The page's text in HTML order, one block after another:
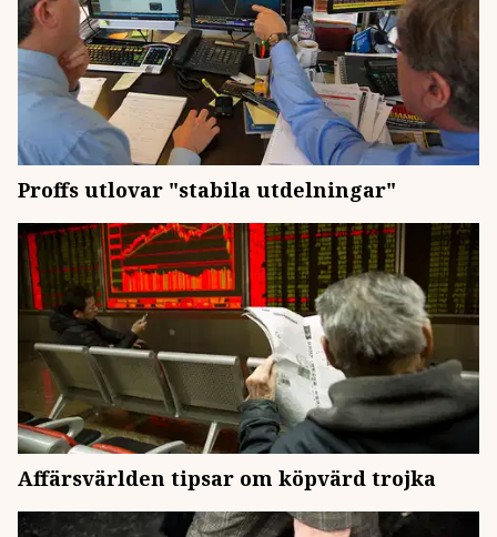
Proffs utlovar "stabila utdelningar"
Affärsvärlden tipsar om köpvärd trojka